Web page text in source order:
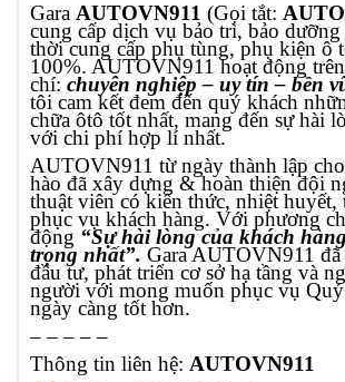
Gara AUTOVN911 (Gọi tắt:
cung cấp dịch vụ bảo trì, bảo dưỡng
thời cung cấp phụ tùng, phụ kiện ô
100%. AUTOVN911 hoạt động
chí: chuyên nghiệp – uy tín – bền
tôi cam kết đem đến quý khách
chữa ôtô tốt nhất, mang đến sự hài
với chi phí hợp lí nhất.
AUTOVN911 từ ngày thành lập
hào đã xây dựng & hoàn thiện đội
thuật viên có kiến thức, nhiệt huyết,
phục vụ khách hàng. Với phương
động “Sự hài lòng của khách
trọng nhất”. Gara AUTOVN911
đầu tư, phát triển cơ sở hạ tầng và
người với mong muốn phục vụ
ngày càng tốt hơn.
– – – – –
Thông tin liên hệ: AUTOVN911